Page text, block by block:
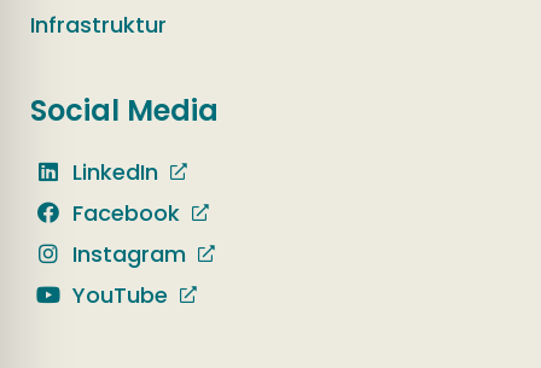
Infrastruktur
Social Media
LinkedIn
Facebook
Instagram
YouTube